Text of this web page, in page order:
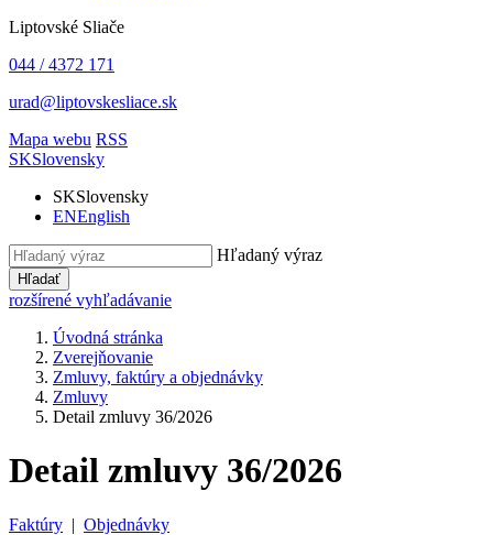
Liptovské Sliače
044 / 4372 171
urad@liptovskesliace.sk
Mapa webu RSS
SKSlovensky
SKSlovensky
ENEnglish
Hľadaný výraz
Hľadať
rozšírené vyhľadávanie
Úvodná stránka
Zverejňovanie
Zmluvy, faktúry a objednávky
Zmluvy
Detail zmluvy 36/2026
Detail zmluvy 36/2026
Faktúry | Objednávky